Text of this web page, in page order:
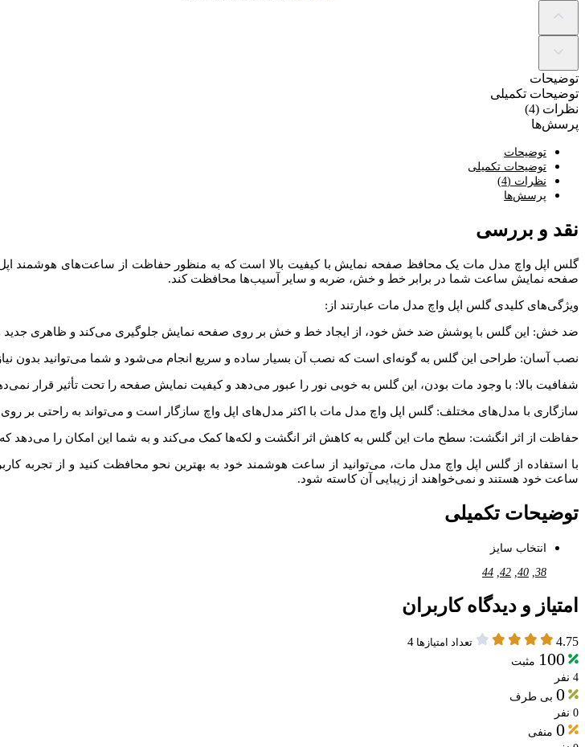
توضیحات
توضیحات تکمیلی
نظرات (4)
پرسش‌ها
توضیحات
توضیحات تکمیلی
نظرات (4)
پرسش‌ها
نقد و بررسی
گلس اپل واچ مدل مات یک محافظ صفحه نمایش با کیفیت بالا است که به منظور حفاظت از ساعت‌های هوشمند اپل
صفحه نمایش ساعت شما در برابر خط و خش، ضربه و سایر آسیب‌ها محافظت کند.
ویژگی‌های کلیدی گلس اپل واچ مدل مات عبارتند از:
ضد خش: این گلس با پوشش ضد خش خود، از ایجاد خط و خش بر روی صفحه نمایش جلوگیری می‌کند و ظاهری جدید
نصب آسان: طراحی این گلس به گونه‌ای است که نصب آن بسیار ساده و سریع انجام می‌شود و شما می‌توانید بدون
شفافیت بالا: با وجود مات بودن، این گلس به خوبی نور را عبور می‌دهد و کیفیت نمایش صفحه را تحت تأثیر قرار
سازگاری با مدل‌های مختلف: گلس اپل واچ مدل مات با اکثر مدل‌های اپل واچ سازگار است و می‌تواند به راحتی بر
حفاظت از اثر انگشت: سطح مات این گلس به کاهش اثر انگشت و لکه‌ها کمک می‌کند و به شما این امکان را می‌دهد
با استفاده از گلس اپل واچ مدل مات، می‌توانید از ساعت هوشمند خود به بهترین نحو محافظت کنید و از تجربه
ساعت خود هستند و نمی‌خواهند از زیبایی آن کاسته شود.
توضیحات تکمیلی
انتخاب سایز
38
40
42
44
امتیاز و دیدگاه کاربران
4.75 تعداد امتیازها 4
100 مثبت
4 نفر
0 بی طرف
0 نفر
0 منفی